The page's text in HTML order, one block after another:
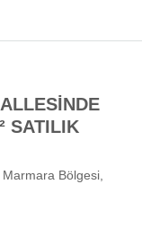
SATILIK
Bölgesi,